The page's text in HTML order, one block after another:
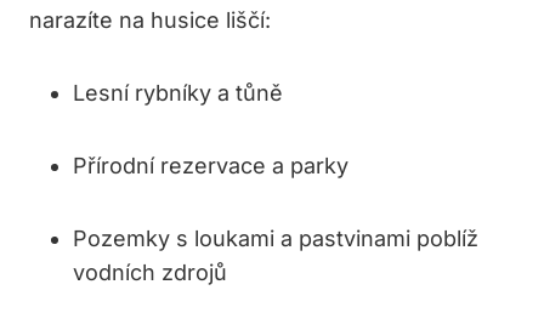
narazíte⁣ na husice liščí:
Lesní‌ rybníky a tůně
Přírodní rezervace a parky
Pozemky ⁢s loukami a pastvinami ⁣poblíž
vodních zdrojů